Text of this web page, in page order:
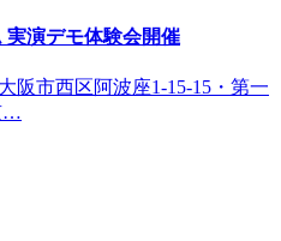
実演デモ体験会開催
阪市西区阿波座1-15-15・第一
…